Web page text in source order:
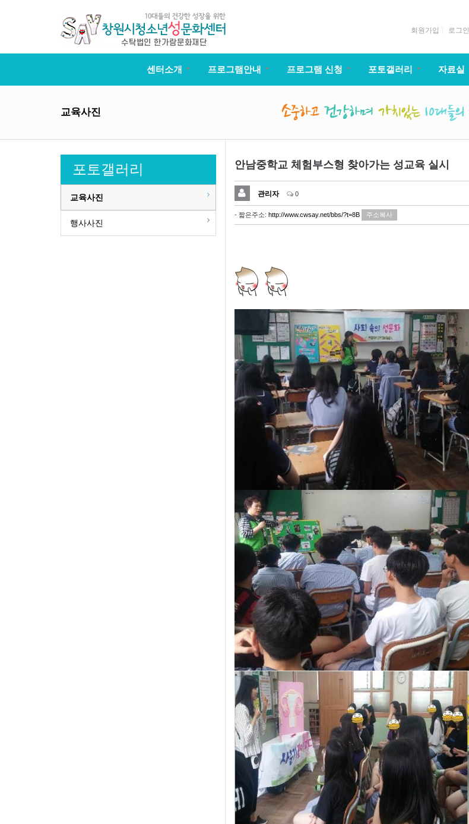
회원가입 로그인
센터소개 프로그램안내 프로그램 신청 포토갤러리 자료실
교육사진
포토갤러리
교육사진
행사사진
안남중학교 체험부스형 찾아가는 성교육 실시
관리자 0
- 짧은주소: http://www.cwsay.net/bbs/?t=8B 주소복사